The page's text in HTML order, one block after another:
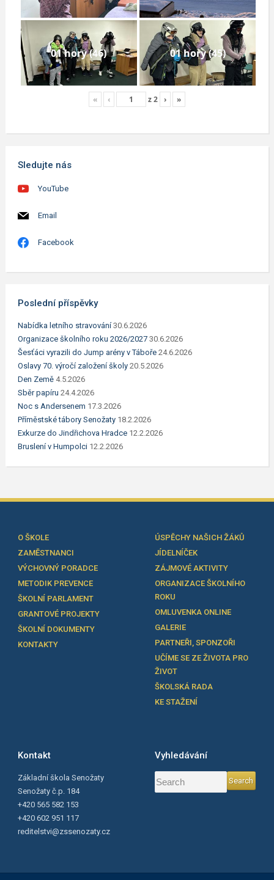
01 hory (46) 01 hory (45)
« ‹ z2 › »
Sledujte nás
YouTube
Email
Facebook
Poslední příspěvky
Nabídka letního stravování 30.6.2026
Organizace školního roku 2026/2027 30.6.2026
Šesťáci vyrazili do Jump arény v Táboře 24.6.2026
Oslavy 70. výročí založení školy 20.5.2026
Den Země 4.5.2026
Sběr papíru 24.4.2026
Noc s Andersenem 17.3.2026
Příměstské tábory Senožaty 18.2.2026
Exkurze do Jindřichova Hradce 12.2.2026
Bruslení v Humpolci 12.2.2026
O ŠKOLE
ZAMĚSTNANCI
VÝCHOVNÝ PORADCE
METODIK PREVENCE
ŠKOLNÍ PARLAMENT
GRANTOVÉ PROJEKTY
ŠKOLNÍ DOKUMENTY
KONTAKTY
ÚSPĚCHY NAŠICH ŽÁKŮ
JÍDELNÍČEK
ZÁJMOVÉ AKTIVITY
ORGANIZACE ŠKOLNÍHO
ROKU
OMLUVENKA ONLINE
GALERIE
PARTNEŘI, SPONZOŘI
UČÍME SE ZE ŽIVOTA PRO
ŽIVOT
ŠKOLSKÁ RADA
KE STAŽENÍ
Kontakt
Základní škola Senožaty
Senožaty č.p. 184
+420 565 582 153
+420 602 951 117
reditelstvi@zssenozaty.cz
Vyhledávání